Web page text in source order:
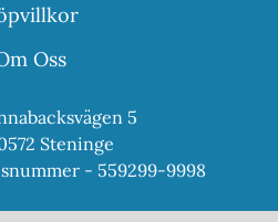
Oss
5
Steninge
- 559299-9998